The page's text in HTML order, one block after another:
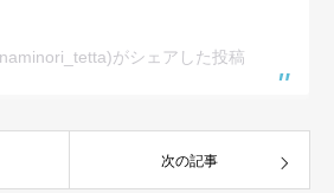
がシェアした投稿
次の記事